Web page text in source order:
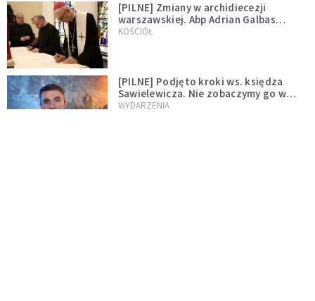
[PILNE] Zmiany w archidiecezji
warszawskiej. Abp Adrian Galbas
wręczył dekrety nowym proboszczom
KOŚCIÓŁ
[PILNE] Podjęto kroki ws. księdza
Sawielewicza. Nie zobaczymy go w
mediach
WYDARZENIA